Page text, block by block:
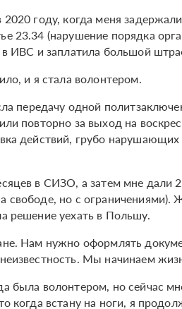
году, когда меня
23.34 (нарушение порядка
в ИВС и заплатила большой
и я стала волонтером.
передачу одной
повторно за выход на
действий, грубо
в СИЗО, а затем мне дали
свободе, но с ограничениями).
решение уехать в Польшу.
Нам нужно оформлять
Мы начинаем
была волонтером, но сейчас
когда встану на ноги, я